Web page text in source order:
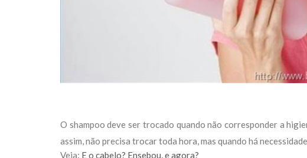
O shampoo deve ser trocado quando não corresponder a
assim, não precisa trocar toda hora, mas quando há
Veja: E o cabelo? Ensebou, e agora?